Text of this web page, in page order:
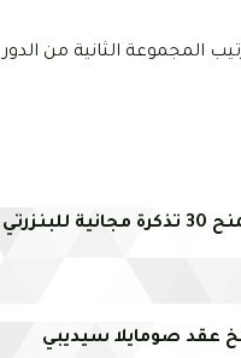
عقد صومايلا سيديبي